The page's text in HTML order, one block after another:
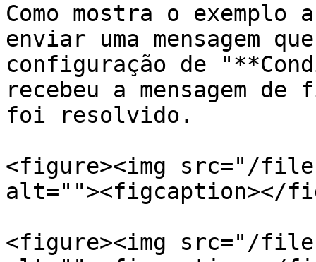
Como mostra o
enviar uma mensagem
configuração de
recebeu a mensagem
foi resolvido.
<figure><img src="/files/
alt=""><figcaption></
<figure><img src="/files/